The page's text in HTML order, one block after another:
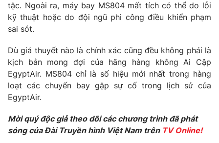
Thị trường
Tư vấn
Lịch phát sóng
Emagazine Podcast
Photo Infographic
Video Shorts video
tặc. Ngoài ra, máy bay MS804 mất tích có thể do lỗi
kỹ thuật hoặc do đội ngũ phi công điều khiển phạm
sai sót.
Dù giả thuyết nào là chính xác cũng đều không phải là
kịch bản mong đợi của hãng hàng không Ai Cập
EgyptAir. MS804 chỉ là số hiệu mới nhất trong hàng
loạt các chuyến bay gặp sự cố trong lịch sử của
EgyptAir.
Mời quý độc giả theo dõi các chương trình đã phát
sóng của Đài Truyền hình Việt Nam trên TV Online!